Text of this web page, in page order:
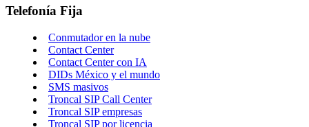
Telefonía Fija
Conmutador en la nube
Contact Center
Contact Center con IA
DIDs México y el mundo
SMS masivos
Troncal SIP Call Center
Troncal SIP empresas
Troncal SIP por licencia